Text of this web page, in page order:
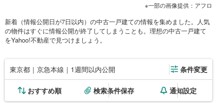
一部の画像提供：アフロ
新着（情報公開日が7日以内）の中古一戸建ての情報を集めました。人気
の物件はすぐに情報公開が終了してしまうことも。理想の中古一戸建て
をYahoo!不動産で見つけましょう。
東京都｜京急本線｜1週間以内公開 条件変更
おすすめ順 検索条件保存 通知設定